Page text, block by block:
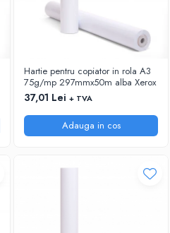
Hartie pentru copiator in rola A3
75g/mp 297mmx50m alba Xerox
37,01 Lei + TVA
Adauga in cos